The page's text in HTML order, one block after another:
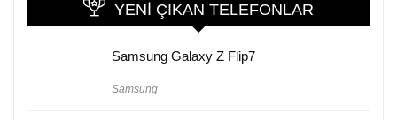
YENI ÇIKAN TELEFONLAR
Samsung Galaxy Z Flip7
Samsung